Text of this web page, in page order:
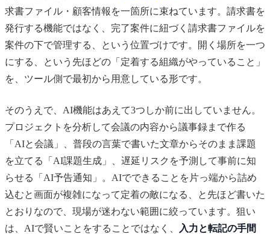
求書ファイル・顧客情報を一箇所に束ねています。請求書を
発行する機能ではなく、完了案件に紐づく請求書ファイルを
案件の下で管理する、という位置づけです。開く場所を一つ
にする、という先ほどの「定着する組織がやっていること」
を、ツール側で最初から用意している形です。
そのうえで、AI機能はあえて3つしか前に出していません。
プロジェクトを分析して会議の内容から議事録まで作る
「AIと会議」、普段の言葉で書いた文章からそのまま課題
を立てる「AI課題生成」、遅延リスクを予測して事前に知
らせる「AI予告通知」。AIでできることを片っ端から詰め
込むと画面が複雑になって定着の敵になる、と先ほど書いた
とおりなので、現場が迷わない範囲に絞っています。狙い
は、AIで賢いことをすることではなく、
入力と転記の手間